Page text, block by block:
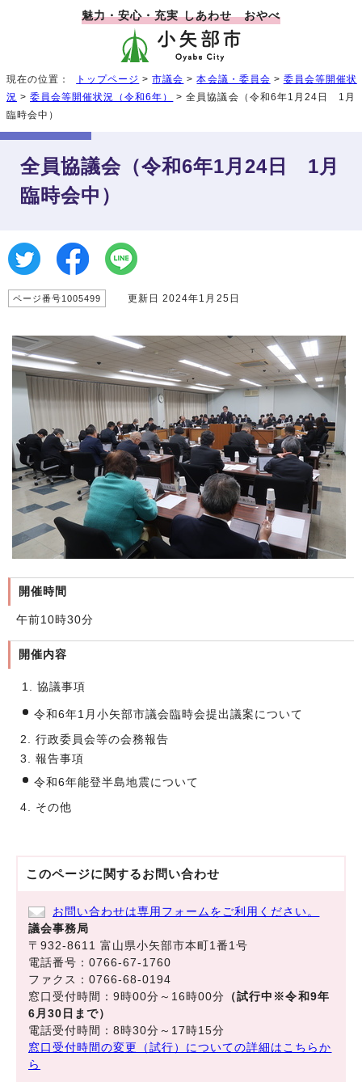
魅力・安心・充実 しあわせ おやべ
現在の位置： トップページ >市議会 >本会議・委員会 > 委員会等開催状
況 >委員会等開催状況（令和6年）
> 全員協議会（令和6年1月24日 1月
臨時会中）
全員協議会（令和6年1月24日 1月
臨時会中）
ページ番号1005499 更新日 2024年1月25日
開催時間
午前10時30分
開催内容
協議事項
令和6年1月小矢部市議会臨時会提出議案について
2. 行政委員会等の会務報告
3. 報告事項
令和6年能登半島地震について
4. その他
このページに関するお問い合わせ
お問い合わせは専用フォームをご利用ください。
議会事務局
〒932-8611 富山県小矢部市本町1番1号
電話番号：0766-67-1760
ファクス：0766-68-0194
窓口受付時間：9時00分～16時00分 （試行中※令和9年
6月30日まで）
電話受付時間：8時30分～17時15分
窓口受付時間の変更（試行）についての詳細はこちらか
ら